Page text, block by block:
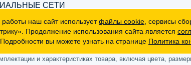
СЕТИ
не является публичной офертой (определяемой
и характеристиках товара, включая цвета,
наш сайт используетфайлы cookie , сервисы
Продолжение использования сайта является
вы можете узнать на странице Политика